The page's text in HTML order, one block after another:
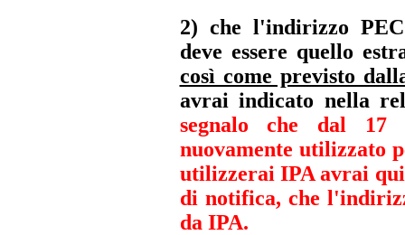
2) che l'indirizzo
deve essere quello
così come previsto
avrai indicato nella
segnalo che dal 17
nuovamente utilizzato
utilizzerai IPAavrai
di notifica, che
da IPA.